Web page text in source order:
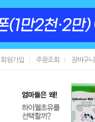
회원가입 주문조회 장바구니